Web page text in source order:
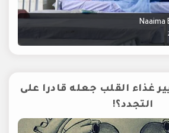
Naaima
غذاء القلب جعله قادرا على
التجدد؟!